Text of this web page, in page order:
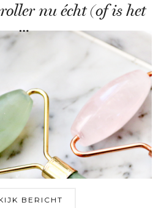
nu écht (of is het
…
BERICHT